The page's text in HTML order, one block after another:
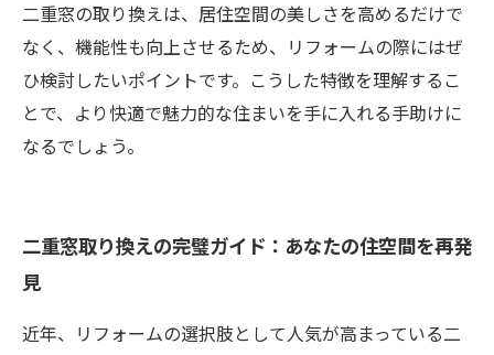
二重窓の取り換えは、居住空間の美しさを高めるだけで
なく、機能性も向上させるため、リフォームの際にはぜ
ひ検討したいポイントです。こうした特徴を理解するこ
とで、より快適で魅力的な住まいを手に入れる手助けに
なるでしょう。
二重窓取り換えの完璧ガイド：あなたの住空間を再発
見
近年、リフォームの選択肢として人気が高まっている二